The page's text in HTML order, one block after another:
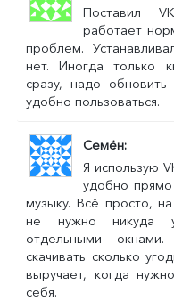
Поставил
работает
проблем.
нет. Иногда только
сразу, надо
удобно пользоваться.
Семён
Я использую
удобно прямо
музыку. Всё просто,
не нужно никуда
отдельными
скачивать сколько
выручает, когда
себя.